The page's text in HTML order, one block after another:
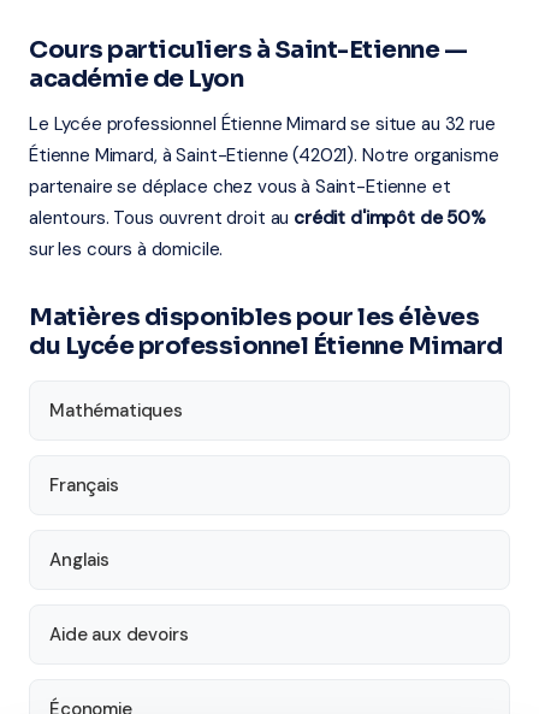
Cours particuliers à Saint-Etienne —
académie de Lyon
Le Lycée professionnel Étienne Mimard se situe au 32 rue
Étienne Mimard, à Saint-Etienne (42021). Notre organisme
partenaire se déplace chez vous à Saint-Etienne et
alentours. Tous ouvrent droit au crédit d'impôt de 50%
sur les cours à domicile.
Matières disponibles pour les élèves
du Lycée professionnel Étienne Mimard
Mathématiques
Français
Anglais
Aide aux devoirs
Économie